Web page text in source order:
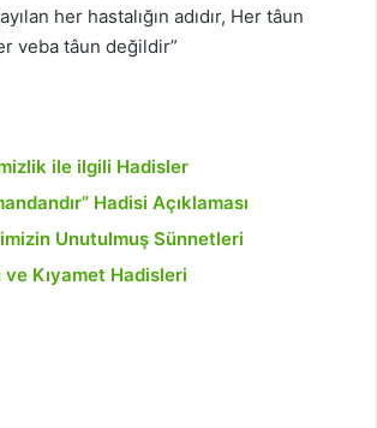
her hastalığın adıdır, Her tâun
veba tâun değildir”
ile ilgili Hadisler
Hadisi Açıklaması
Unutulmuş Sünnetleri
Kıyamet Hadisleri